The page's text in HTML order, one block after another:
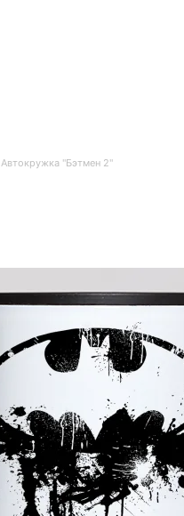
Автокружка "Бэтмен 2"